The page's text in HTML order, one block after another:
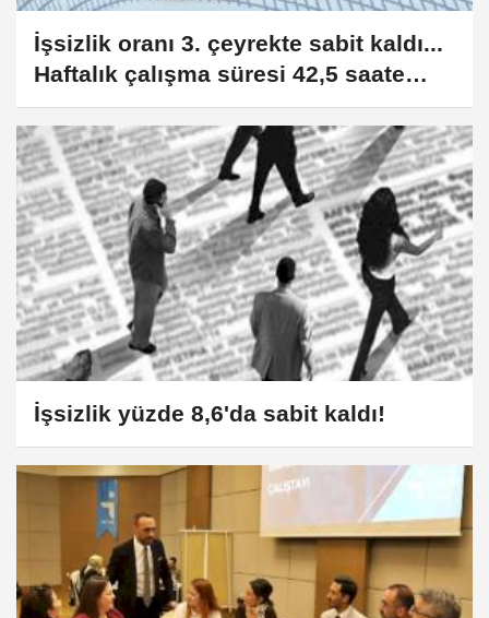
İşsizlik oranı 3. çeyrekte sabit kaldı...
Haftalık çalışma süresi 42,5 saate
yükseldi
İşsizlik yüzde 8,6'da sabit kaldı!